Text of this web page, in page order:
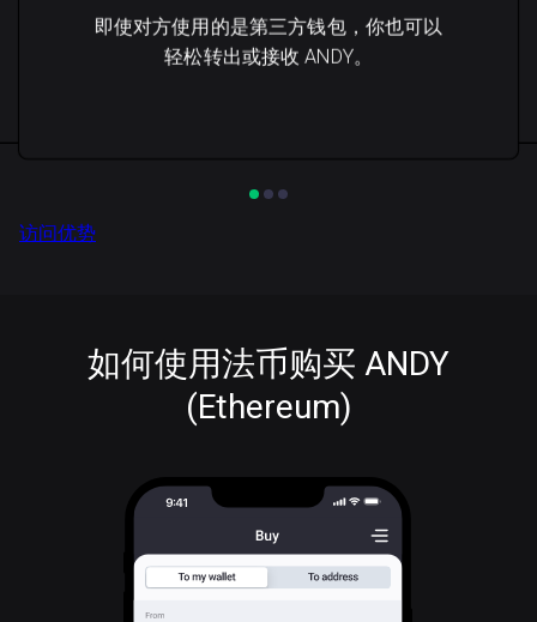
即使对方使用的是第三方钱包，你也可以
轻松转出或接收 ANDY。
访问优势
如何使用法币购买 ANDY
(Ethereum)